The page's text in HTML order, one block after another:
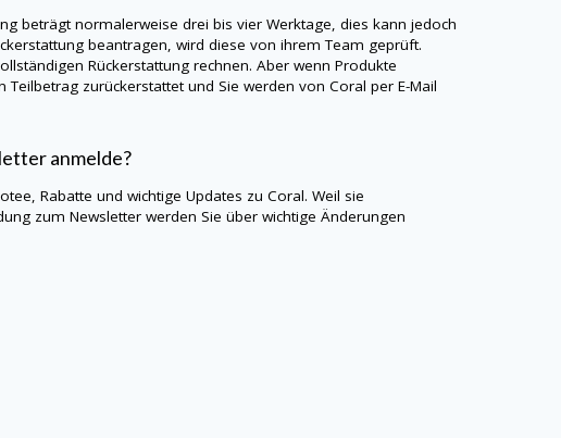
beträgt normalerweise drei bis vier Werktage, dies kann jedoch
beantragen, wird diese von ihrem Team geprüft.
Rückerstattung rechnen. Aber wenn Produkte
zurückerstattet und Sie werden von Coral per E-Mail
anmelde?
Rabatte und wichtige Updates zu Coral. Weil sie
zum Newsletter werden Sie über wichtige Änderungen